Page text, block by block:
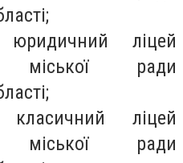
юридичний ліцей
міської ради
класичний ліцей
міської ради